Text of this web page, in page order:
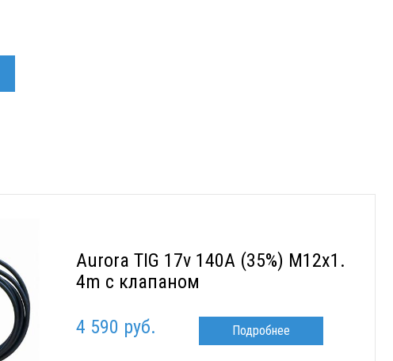
Aurora TIG 17v 140A (35%) M12x1.
4m с клапаном
4 590 руб. Подробнее